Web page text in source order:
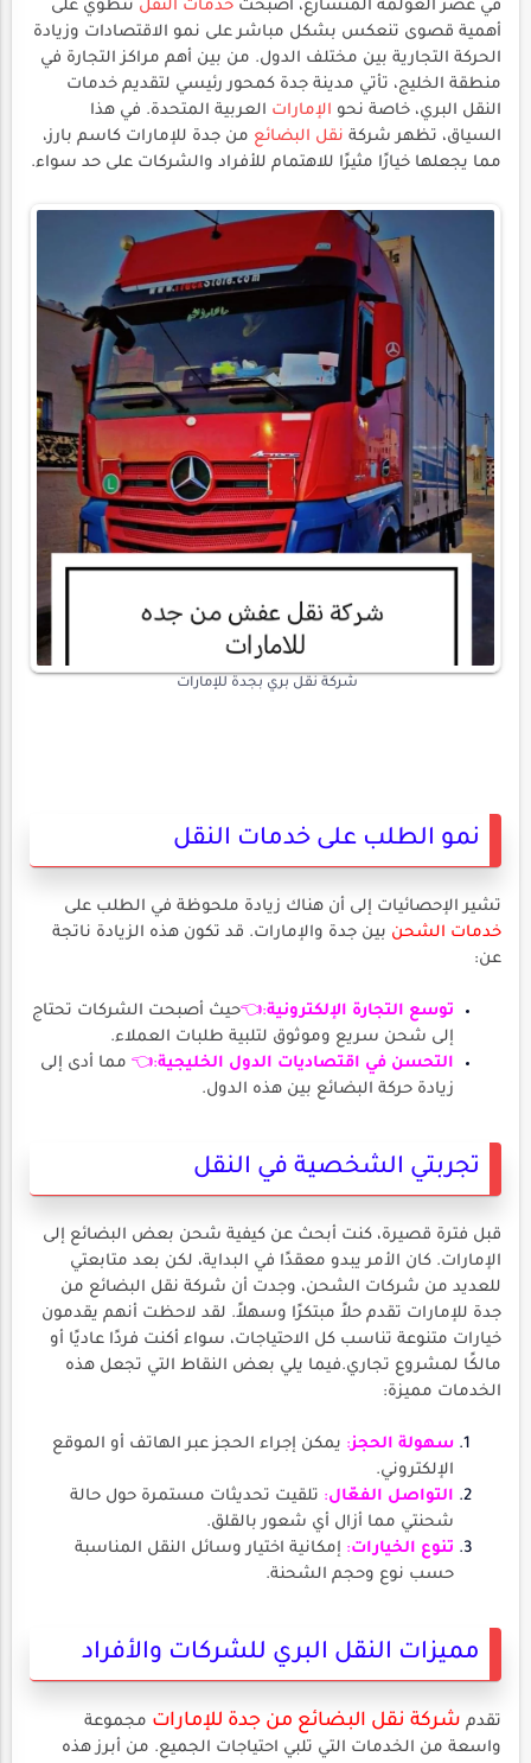
في عصر العولمة المتسارع، أصبحت خدمات النقل تنطوي على
أهمية قصوى تنعكس بشكل مباشر على نمو الاقتصادات وزيادة
الحركة التجارية بين مختلف الدول. من بين أهم مراكز التجارة في
منطقة الخليج، تأتي مدينة جدة كمحور رئيسي لتقديم خدمات
النقل البري، خاصة نحو الإمارات العربية المتحدة. في هذا
السياق، تظهر شركة نقل البضائع من جدة للإمارات كاسم بارز،
مما يجعلها خيارًا مثيرًا للاهتمام للأفراد والشركات على حد سواء.
شركة نقل بري بجدة للإمارات
نمو الطلب على خدمات النقل
تشير الإحصائيات إلى أن هناك زيادة ملحوظة في الطلب على
خدمات الشحن بين جدة والإمارات. قد تكون هذه الزيادة ناتجة
عن:
توسع التجارة الإلكترونية:👈حيث أصبحت الشركات تحتاج
إلى شحن سريع وموثوق لتلبية طلبات العملاء.
التحسن في اقتصاديات الدول الخليجية:👈 مما أدى إلى
زيادة حركة البضائع بين هذه الدول.
تجربتي الشخصية في النقل
قبل فترة قصيرة، كنت أبحث عن كيفية شحن بعض البضائع إلى
الإمارات. كان الأمر يبدو معقدًا في البداية، لكن بعد متابعتي
للعديد من شركات الشحن، وجدت أن شركة نقل البضائع من
جدة للإمارات تقدم حلاً مبتكرًا وسهلاً. لقد لاحظت أنهم يقدمون
خيارات متنوعة تناسب كل الاحتياجات، سواء أكنت فردًا عاديًا أو
مالكًا لمشروع تجاري.فيما يلي بعض النقاط التي تجعل هذه
الخدمات مميزة:
سهولة الحجز: يمكن إجراء الحجز عبر الهاتف أو الموقع
الإلكتروني.
التواصل الفعّال: تلقيت تحديثات مستمرة حول حالة
شحنتي مما أزال أي شعور بالقلق.
تنوع الخيارات: إمكانية اختيار وسائل النقل المناسبة
حسب نوع وحجم الشحنة.
مميزات النقل البري للشركات والأفراد
تقدم شركة نقل البضائع من جدة للإمارات مجموعة
واسعة من الخدمات التي تلبي احتياجات الجميع. من أبرز هذه